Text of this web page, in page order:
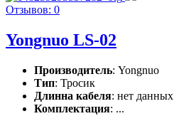
Отзывов: 0
Yongnuo LS-02
Производитель: Yongnuo
Тип: Тросик
Длинна кабеля: нет данных
Комплектация: ...